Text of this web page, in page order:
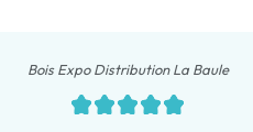
Bois Expo Distribution La Baule